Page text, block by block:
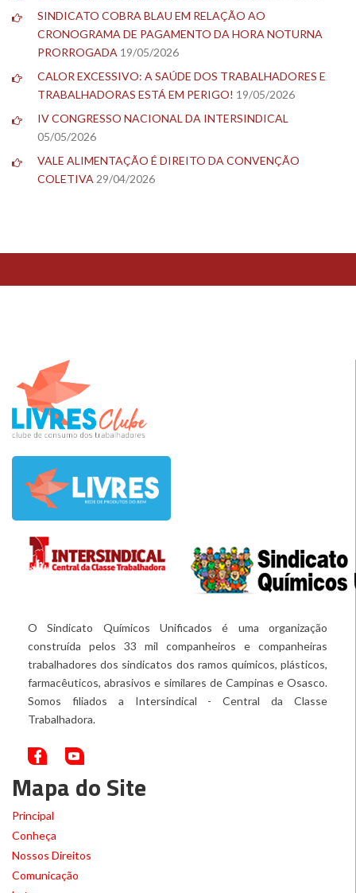
SINDICATO COBRA BLAU EM RELAÇÃO AO
CRONOGRAMA DE PAGAMENTO DA HORA NOTURNA
PRORROGADA 19/05/2026
CALOR EXCESSIVO: A SAÚDE DOS TRABALHADORES E
TRABALHADORAS ESTÁ EM PERIGO! 19/05/2026
IV CONGRESSO NACIONAL DA INTERSINDICAL
05/05/2026
VALE ALIMENTAÇÃO É DIREITO DA CONVENÇÃO
COLETIVA 29/04/2026
TESTE
O Sindicato Químicos Unificados é uma organização
construída pelos 33 mil companheiros e companheiras
trabalhadores dos sindicatos dos ramos químicos, plásticos,
farmacêuticos, abrasivos e similares de Campinas e Osasco.
Somos filiados a Intersindical - Central da Classe
Trabalhadora.
Mapa do Site
Principal
Conheça
Nossos Direitos
Comunicação